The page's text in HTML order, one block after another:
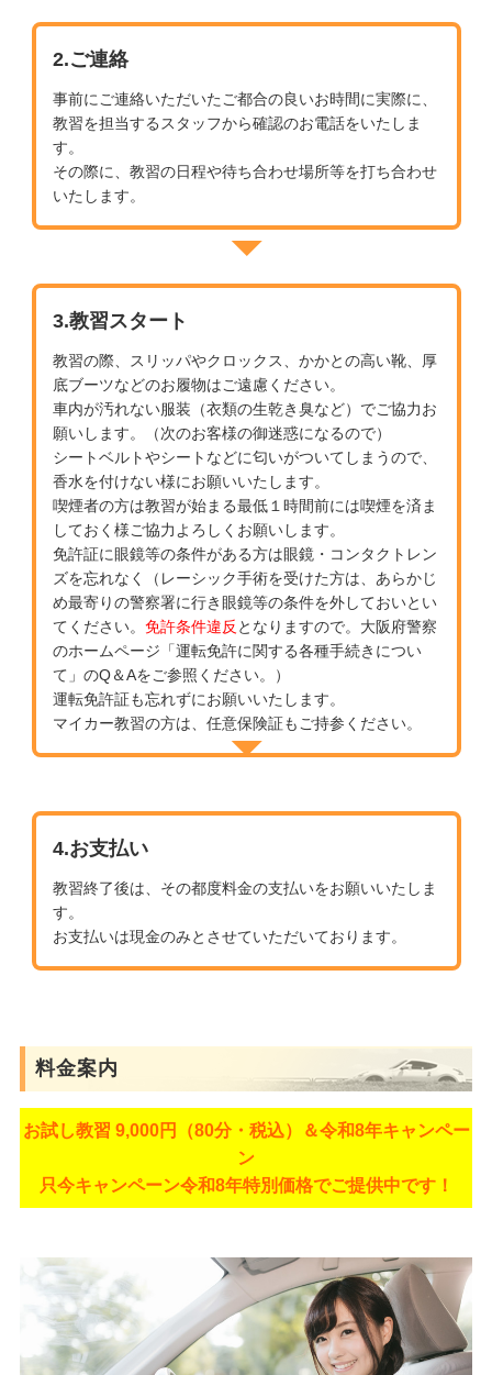
2.ご連絡
事前にご連絡いただいたご都合の良いお時間に実際に、
教習を担当するスタッフから確認のお電話をいたしま
す。
その際に、教習の日程や待ち合わせ場所等を打ち合わせ
いたします。
3.教習スタート
教習の際、スリッパやクロックス、かかとの高い靴、厚
底ブーツなどのお履物はご遠慮ください。
車内が汚れない服装（衣類の生乾き臭など）でご協力お
願いします。（次のお客様の御迷惑になるので）
シートベルトやシートなどに匂いがついてしまうので、
香水を付けない様にお願いいたします。
喫煙者の方は教習が始まる最低１時間前には喫煙を済ま
しておく様ご協力よろしくお願いします。
免許証に眼鏡等の条件がある方は眼鏡・コンタクトレン
ズを忘れなく（レーシック手術を受けた方は、あらかじ
め最寄りの警察署に行き眼鏡等の条件を外しておいとい
てください。免許条件違反 となりますので。大阪府警察
のホームページ「運転免許に関する各種手続きについ
て」のQ＆Aをご参照ください。）
運転免許証も忘れずにお願いいたします。
マイカー教習の方は、任意保険証もご持参ください。
4.お支払い
教習終了後は、その都度料金の支払いをお願いいたしま
す。
お支払いは現金のみとさせていただいております。
料金案内
お試し教習 9,000円（80分・税込）＆令和8年キャンペー
ン
只今キャンペーン令和8年特別価格でご提供中です！